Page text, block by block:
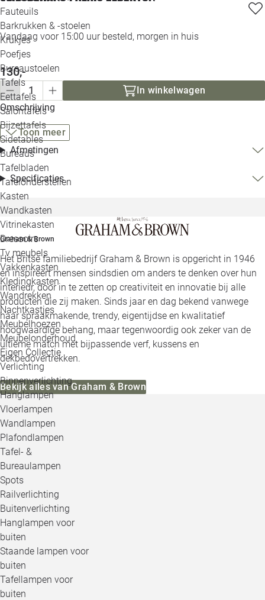
Fauteuils
Barkrukken & -stoelen
Krukjes
Poefjes
Bureaustoelen
Tafels
Eettafels
Salontafels
Bijzettafels
Sidetables
Bureaus
Tafelbladen
Tafelonderstellen
Kasten
Wandkasten
Vitrinekasten
Dressoirs
Tv meubels
Vakkenkasten
Kledingkasten
Wandrekken
Nachtkastjes
Meubelhoezen
Meubelonderhoud
Eigen Collectie
Verlichting
Binnenverlichting
Hanglampen
Vloerlampen
Wandlampen
Plafondlampen
Tafel- &
Bureaulampen
Spots
Railverlichting
Buitenverlichting
Hanglampen voor
buiten
Staande lampen voor
buiten
Tafellampen voor
buiten
Alle
Vandaag voor 15:00 uur besteld, morgen in huis
130,-
In winkelwagen
Omschrijving
Toon meer
Afmetingen
Specificaties
Graham & Brown
Het Britse familiebedrijf Graham & Brown is opgericht in 1946
en inspireert mensen sindsdien om anders te denken over hun
interieur, door in te zetten op creativiteit en innovatie bij alle
producten die zij maken. Sinds jaar en dag bekend vanwege
haar spraakmakende, trendy, eigentijdse en kwalitatief
hoogwaardige behang, maar tegenwoordig ook zeker van de
ultieme match met bijpassende verf, kussens en
dekbedovertrekken.
Bekijk alles van Graham & Brown